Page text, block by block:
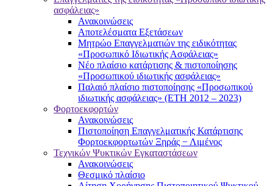
ασφάλειας»
Ανακοινώσεις
Αποτελέσματα Εξετάσεων
Μητρώο Επαγγελματιών της ειδικότητας
«Προσωπικό Ιδιωτικής Ασφάλειας»
Νέο πλαίσιο κατάρτισης & πιστοποίησης
«Προσωπικού ιδιωτικής ασφάλειας»
Παλαιό πλαίσιο πιστοποίησης «Προσωπικού
ιδιωτικής ασφάλειας» (ΕΤΗ 2012 – 2023)
Φορτοεκφορτών
Ανακοινώσεις
Πιστοποίηση Επαγγελματικής Κατάρτισης
Φορτοεκφορτωτών Ξηράς − Λιμένος
Τεχνικών Ψυκτικών Εγκαταστάσεων
Ανακοινώσεις
Θεσμικό πλαίσιο